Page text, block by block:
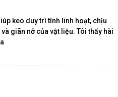
keo duy trì tính linh hoạt, chịu
giãn nở của vật liệu. Tôi thấy hài